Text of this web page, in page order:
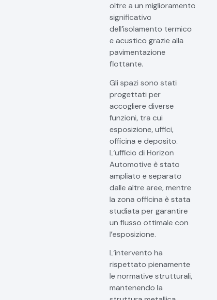
oltre a un miglioramento
significativo
dell’isolamento termico
e acustico grazie alla
pavimentazione
flottante.
Gli spazi sono stati
progettati per
accogliere diverse
funzioni, tra cui
esposizione, uffici,
officina e deposito.
L’ufficio di Horizon
Automotive è stato
ampliato e separato
dalle altre aree, mentre
la zona officina è stata
studiata per garantire
un flusso ottimale con
l’esposizione.
L’intervento ha
rispettato pienamente
le normative strutturali,
mantenendo la